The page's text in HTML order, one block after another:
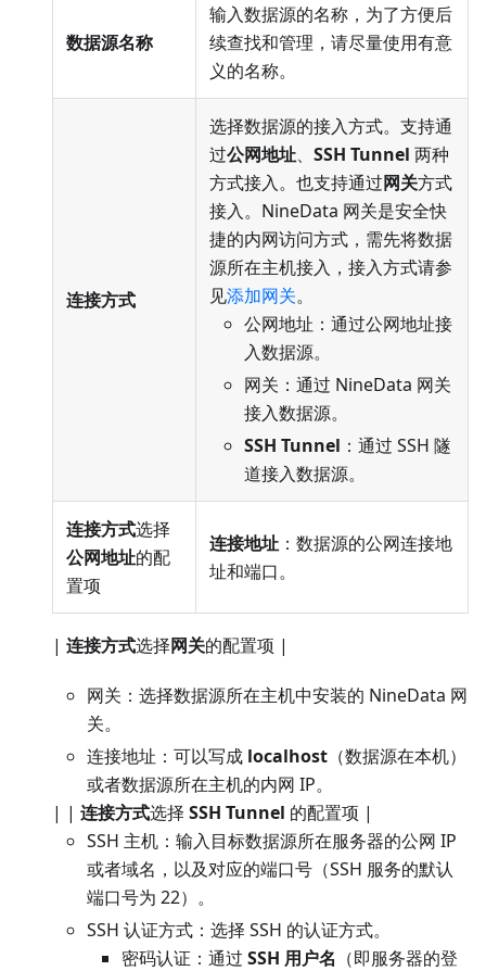
数据源名称
输入数据源的名称，为了方便后
续查找和管理，请尽量使用有意
义的名称。
连接方式
选择数据源的接入方式。支持通
过公网地址、 SSH Tunnel 两种
方式接入。也支持通过网关方式
接入。NineData 网关是安全快
捷的内网访问方式，需先将数据
源所在主机接入，接入方式请参
见添加网关。
公网地址：通过公网地址接
入数据源。
网关：通过 NineData 网关
接入数据源。
SSH Tunnel ：通过 SSH 隧
道接入数据源。
连接方式选择
公网地址的配
置项
连接地址 ：数据源的公网连接地
址和端口。
| 连接方式选择网关的配置项 |
网关：选择数据源所在主机中安装的 NineData 网
关。
连接地址：可以写成 localhost （数据源在本机）
或者数据源所在主机的内网 IP。
| | 连接方式选择 SSH Tunnel 的配置项 |
SSH 主机：输入目标数据源所在服务器的公网 IP
或者域名，以及对应的端口号（SSH 服务的默认
端口号为 22）。
SSH 认证方式：选择 SSH 的认证方式。
密码认证：通过 SSH 用户名 （即服务器的登